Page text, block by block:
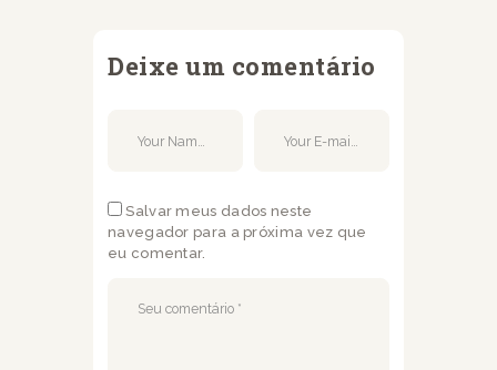
Deixe um comentário
Salvar meus dados neste
navegador para a próxima vez que
eu comentar.